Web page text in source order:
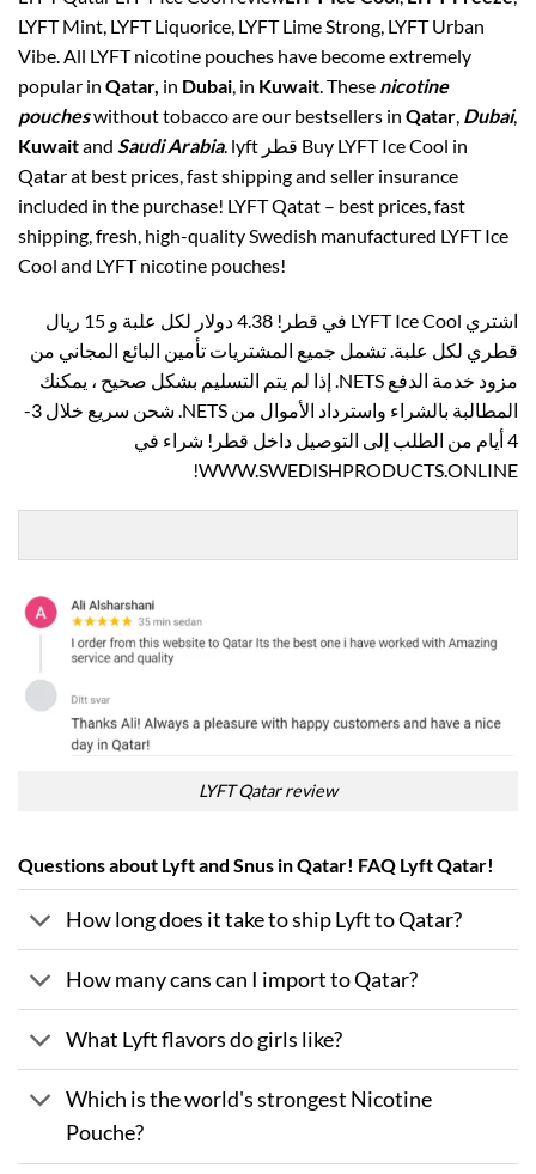
LYFT Mint, LYFT Liquorice, LYFT Lime Strong, LYFT Urban
Vibe. All LYFT nicotine pouches have become extremely
popular in Qatar, in Dubai, in Kuwait. These nicotine
poucheswithout tobacco are our bestsellers in Qatar, Dubai,
Kuwaitand Saudi Arabia. lyft قطر Buy LYFT Ice Cool in
Qatar at best prices, fast shipping and seller insurance
included in the purchase! LYFT Qatat – best prices, fast
shipping, fresh, high-quality Swedish manufactured LYFT Ice
Cool and LYFT nicotine pouches!
اشتري LYFT Ice Cool في قطر! 4.38 دولار لكل علبة و 15 ريال
قطري لكل علبة. تشمل جميع المشتريات تأمين البائع المجاني من
مزود خدمة الدفع NETS. إذا لم يتم التسليم بشكل صحيح ، يمكنك
المطالبة بالشراء واسترداد الأموال من NETS. شحن سريع خلال 3-
4 أيام من الطلب إلى التوصيل داخل قطر! شراء في
WWW.SWEDISHPRODUCTS.ONLINE!
LYFT Qatar review
Questions about Lyft and Snus in Qatar! FAQ Lyft Qatar!
How long does it take to ship Lyft to Qatar?
How many cans can I import to Qatar?
What Lyft flavors do girls like?
Which is the world's strongest Nicotine
Pouche?